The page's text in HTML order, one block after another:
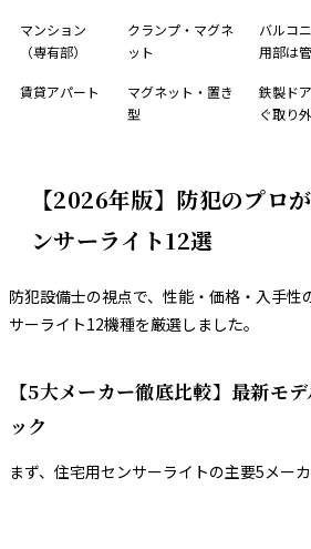
マンション
（専有部）
クランプ・マグネ
ット
バルコ
用部は
賃貸アパート
マグネット・置き
型
鉄製ド
ぐ取り
【2026年版】防犯のプロ
ンサーライト12選
防犯設備士の視点で、性能・価格・入手性
サーライト12機種を厳選しました。
【5大メーカー徹底比較】最新モ
ック
まず、住宅用センサーライトの主要5メー